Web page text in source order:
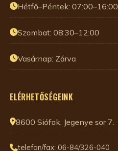
Hétfő–Péntek: 07:00–16:00
Szombat: 08:30–12:00
Vasárnap: Zárva
ELÉRHETŐSÉGEINK
8600 Siófok, Jegenye sor 7.
telefon/fax: 06-84/326-040